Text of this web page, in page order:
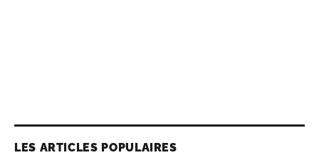
LES ARTICLES POPULAIRES